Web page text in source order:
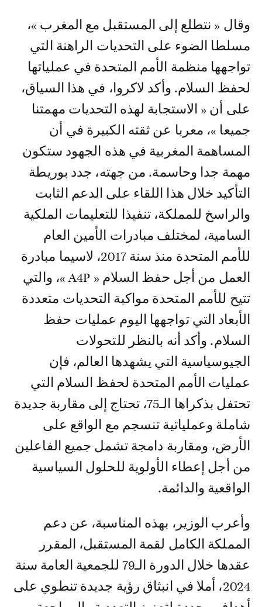
وقال « نتطلع إلى المستقبل مع المغرب »،
مسلطا الضوء على التحديات الراهنة التي
تواجهها منظمة الأمم المتحدة في عملياتها
لحفظ السلام. وأكد لاكروا، في هذا السياق،
على أن « الاستجابة لهذه التحديات مهمتنا
جميعا »، معربا عن ثقته الكبيرة في أن
المساهمة المغربية في هذه الجهود ستكون
مهمة جدا وحاسمة. من جهته، جدد بوريطة
التأكيد خلال هذا اللقاء على الدعم الثابت
والراسخ للمملكة، تنفيذا للتعليمات الملكية
السامية، لمختلف مبادرات الأمين العام
للأمم المتحدة منذ سنة 2017، لاسيما مبادرة
العمل من أجل حفظ السلام « A4P »، والتي
تتيح للأمم المتحدة مواكبة التحديات متعددة
الأبعاد التي تواجهها اليوم عمليات حفظ
السلام. وأكد أنه بالنظر للتحولات
الجيوسياسية التي يشهدها العالم، فإن
عمليات الأمم المتحدة لحفظ السلام التي
تحتفل بذكراها الـ75، تحتاج إلى مقاربة جديدة
شاملة وعملياتية تنسجم مع الواقع على
الأرض، ومقاربة دامجة تشمل جميع الفاعلين
من أجل إعطاء الأولوية للحلول السياسية
الواقعية والدائمة.
وأعرب الوزير، بهذه المناسبة، عن دعم
المملكة الكامل لقمة المستقبل، المقرر
عقدها خلال الدورة الـ79 للجمعية العامة سنة
2024، أملا في انبثاق رؤية جديدة تنطوي على